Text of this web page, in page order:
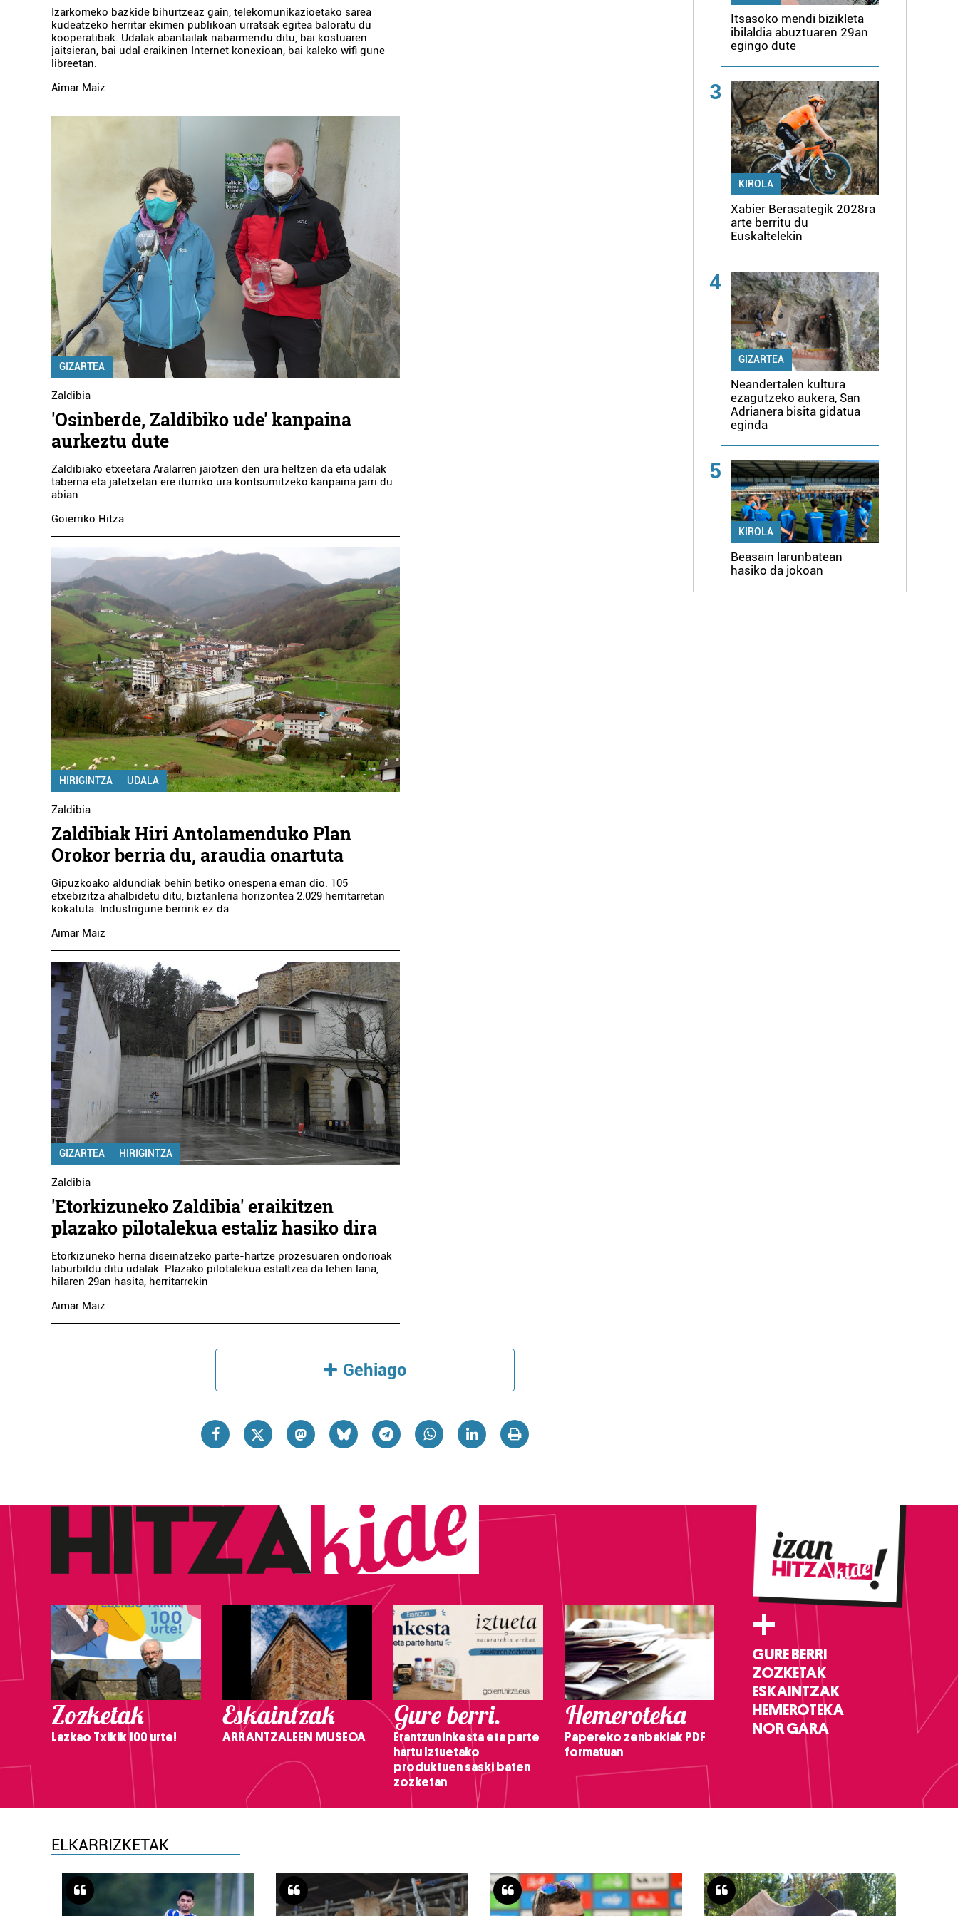
Izarkomeko bazkide bihurtzeaz gain, telekomunikazioetako sarea
kudeatzeko herritar ekimen publikoan urratsak egitea baloratu du
kooperatibak. Udalak abantailak nabarmendu ditu, bai kostuaren
jaitsieran, bai udal eraikinen Internet konexioan, bai kaleko wifi gune
libreetan.
Aimar Maiz
GIZARTEA
Zaldibia
'Osinberde, Zaldibiko ude' kanpaina
aurkeztu dute
Zaldibiako etxeetara Aralarren jaiotzen den ura heltzen da eta udalak
taberna eta jatetxetan ere iturriko ura kontsumitzeko kanpaina jarri du
abian
Goierriko Hitza
HIRIGINTZA UDALA
Zaldibia
Zaldibiak Hiri Antolamenduko Plan
Orokor berria du, araudia onartuta
Gipuzkoako aldundiak behin betiko onespena eman dio. 105
etxebizitza ahalbidetu ditu, biztanleria horizontea 2.029 herritarretan
kokatuta. Industrigune berririk ez da
Aimar Maiz
GIZARTEA HIRIGINTZA
Zaldibia
'Etorkizuneko Zaldibia' eraikitzen
plazako pilotalekua estaliz hasiko dira
Etorkizuneko herria diseinatzeko parte-hartze prozesuaren ondorioak
laburbildu ditu udalak .Plazako pilotalekua estaltzea da lehen lana,
hilaren 29an hasita, herritarrekin
Aimar Maiz
Gehiago
Itsasoko mendi bizikleta
ibilaldia abuztuaren 29an
egingo dute
3
KIROLA
Xabier Berasategik 2028ra
arte berritu du
Euskaltelekin
4
GIZARTEA
Neandertalen kultura
ezagutzeko aukera, San
Adrianera bisita gidatua
eginda
5
KIROLA
Beasain larunbatean
hasiko da jokoan
Zozketak
Lazkao Txikik 100 urte!
Eskaintzak
ARRANTZALEEN MUSEOA
Gure berri.
Erantzun inkesta eta parte
hartu Iztuetako
produktuen saski baten
zozketan
Hemeroteka
Papereko zenbakiak PDF
formatuan
+
GURE BERRI
ZOZKETAK
ESKAINTZAK
HEMEROTEKA
NOR GARA
ELKARRIZKETAK